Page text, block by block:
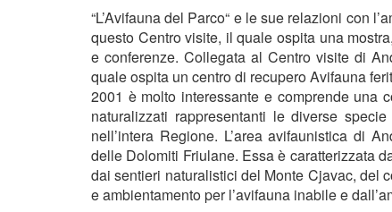
“L’Avifauna del Parco“ e le sue relazioni con
questo Centro visite, il quale ospita una
e conferenze. Collegata al Centro visite di
quale ospita un centro di recupero Avifauna
2001 è molto interessante e comprende una
naturalizzati rappresentanti le diverse
nell’intera Regione. L’area avifaunistica di
delle Dolomiti Friulane. Essa è caratterizzata
dai sentieri naturalistici del Monte Cjavac, del
e ambientamento per l’avifauna inabile e